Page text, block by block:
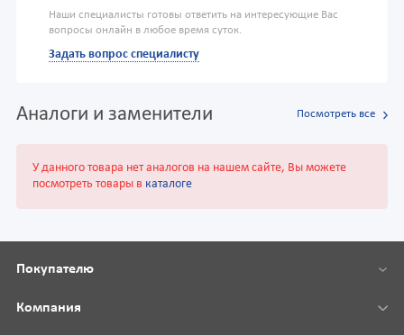
Наши специалисты готовы ответить на интересующие Вас
вопросы онлайн в любое время суток.
Задать вопрос специалисту
Аналоги и заменители Посмотреть все
У данного товара нет аналогов на нашем сайте, Вы можете
посмотреть товары в каталоге
Покупателю
Компания